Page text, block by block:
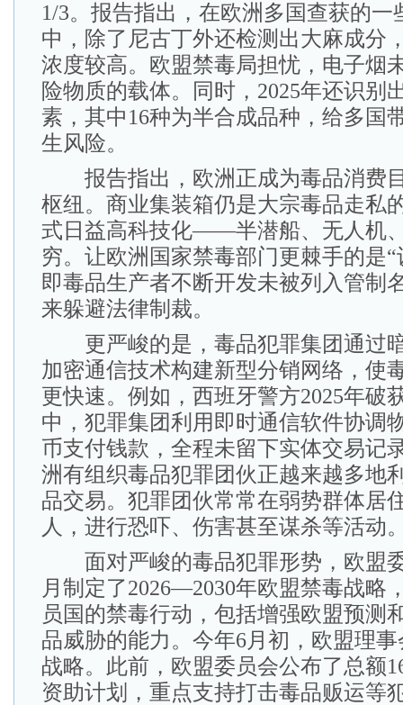
1/3。报告指出，在欧洲多国查获的一
中，除了尼古丁外还检测出大麻成分
浓度较高。欧盟禁毒局担忧，电子烟
险物质的载体。同时，2025年还识别
素，其中16种为半合成品种，给多国
生风险。
报告指出，欧洲正成为毒品消费
枢纽。商业集装箱仍是大宗毒品走私
式日益高科技化——半潜船、无人机
穷。让欧洲国家禁毒部门更棘手的是
即毒品生产者不断开发未被列入管制
来躲避法律制裁。
更严峻的是，毒品犯罪集团通过
加密通信技术构建新型分销网络，使
更快速。例如，西班牙警方2025年破
中，犯罪集团利用即时通信软件协调
币支付钱款，全程未留下实体交易记
洲有组织毒品犯罪团伙正越来越多地
品交易。犯罪团伙常常在弱势群体居
人，进行恐吓、伤害甚至谋杀等活动
面对严峻的毒品犯罪形势，欧盟委
月制定了2026—2030年欧盟禁毒战略
员国的禁毒行动，包括增强欧盟预测
品威胁的能力。今年6月初，欧盟理
战略。此前，欧盟委员会公布了总额
资助计划，重点支持打击毒品贩运等